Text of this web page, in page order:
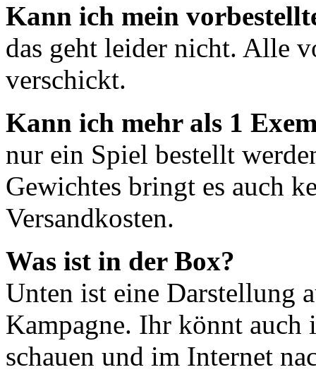
Kann ich mein
das geht leider nicht. Alle
verschickt.
Kann ich mehr als 1
nur ein Spiel bestellt
Gewichtes bringt es auch
Versandkosten.
Was ist in der Box?
Unten ist eine Darstellung
Kampagne. Ihr könnt
schauen und im Internet